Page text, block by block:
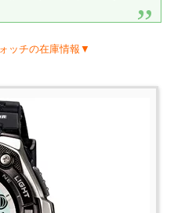
ッチの在庫情報▼